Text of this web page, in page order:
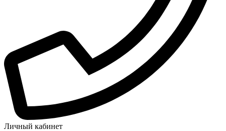
Личный кабинет